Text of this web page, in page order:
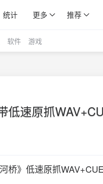
统计 更多 推荐
软件 游戏
低速原抓
桥》低速原抓WAV+CUE